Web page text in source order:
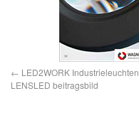
LED2WORK Industrieleuchten
LENSLED beitragsbild